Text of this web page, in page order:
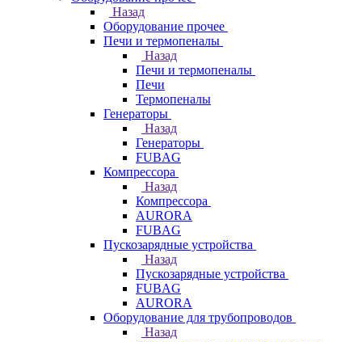
Назад
Оборудование прочее
Печи и термопеналы
Назад
Печи и термопеналы
Печи
Термопеналы
Генераторы
Назад
Генераторы
FUBAG
Компрессора
Назад
Компрессора
AURORA
FUBAG
Пускозарядные устройства
Назад
Пускозарядные устройства
FUBAG
AURORA
Оборудование для трубопроводов
Назад